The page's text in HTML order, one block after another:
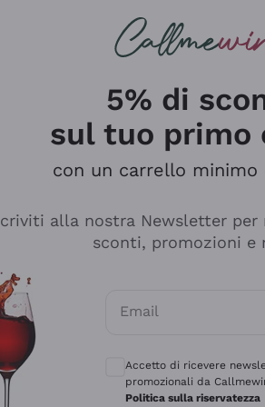
diversi e con un ampio
5% di
sul tuo primo
con un carrello minimo
alla nostra Newsletter per
sconti, promozioni e
Email
Accetto di ricevere
promozionali da
Politica sulla riservatezza